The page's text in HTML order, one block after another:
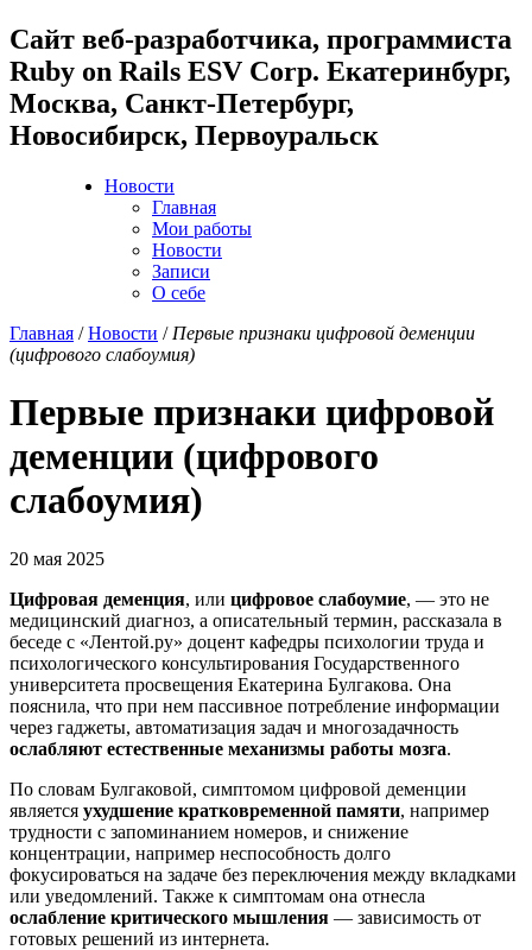
Cайт веб-разработчика, программиста
Ruby on Rails ESV Corp. Екатеринбург,
Москва, Санкт-Петербург,
Новосибирск, Первоуральск
Новости
Главная
Мои работы
Новости
Записи
О себе
Главная /Новости / Первые признаки цифровой деменции
(цифрового слабоумия)
Первые признаки цифровой
деменции (цифрового
слабоумия)
20 мая 2025
Цифровая деменция, или цифровое слабоумие, — это не
медицинский диагноз, а описательный термин, рассказала в
беседе с «Лентой.ру» доцент кафедры психологии труда и
психологического консультирования Государственного
университета просвещения Екатерина Булгакова. Она
пояснила, что при нем пассивное потребление информации
через гаджеты, автоматизация задач и многозадачность
ослабляют естественные механизмы работы мозга.
По словам Булгаковой, симптомом цифровой деменции
является ухудшение кратковременной памяти, например
трудности с запоминанием номеров, и снижение
концентрации, например неспособность долго
фокусироваться на задаче без переключения между вкладками
или уведомлений. Также к симптомам она отнесла
ослабление критического мышления — зависимость от
готовых решений из интернета.